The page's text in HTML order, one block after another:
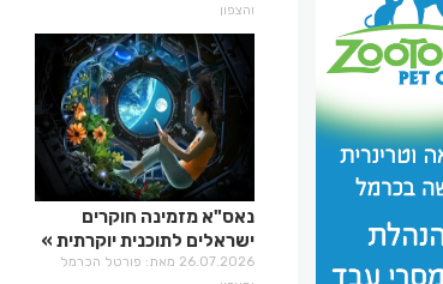
והצפון
נאס"א מזמינה חוקרים
ישראלים לתוכנית יוקרתית
26.07.2026 מאת: פורטל הכרמל